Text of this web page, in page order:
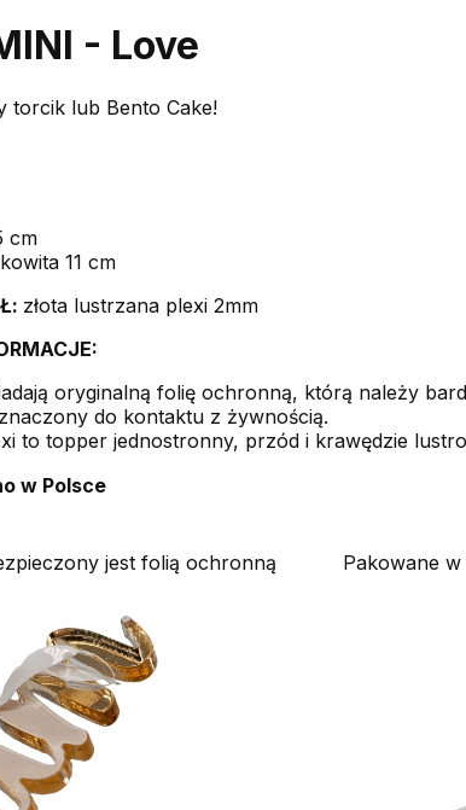
- Love
torcik lub Bento Cake!
cm
11 cm
złota lustrzana plexi 2mm
oryginalną folię ochronną, którą należy
do kontaktu z żywnością.
to topper jednostronny, przód i krawędzie
w Polsce
jest folią ochronną Pakowane